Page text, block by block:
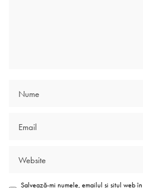
Salvează-mi numele, emailul și situl web